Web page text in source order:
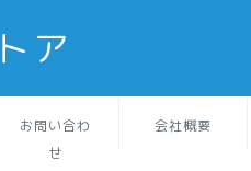
ア
お問い合わ
せ
会社概要